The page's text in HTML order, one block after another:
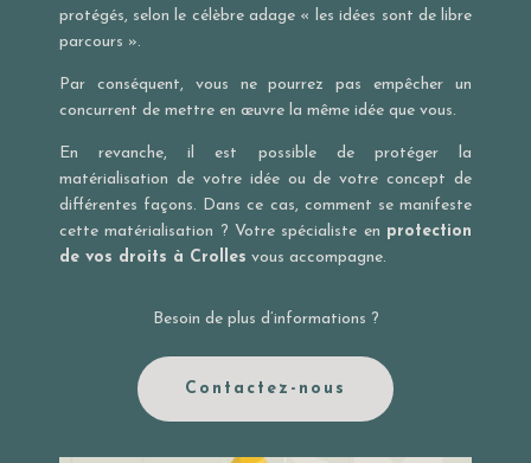
protégés, selon le célèbre adage « les idées sont de libre
parcours ».
Par conséquent, vous ne pourrez pas empêcher un
concurrent de mettre en œuvre la même idée que vous.
En revanche, il est possible de protéger la
matérialisation de votre idée ou de votre concept de
différentes façons. Dans ce cas, comment se manifeste
cette matérialisation ? Votre spécialiste en protection
de vos droits à Crolles vous accompagne.
Besoin de plus d’informations ?
Contactez-nous